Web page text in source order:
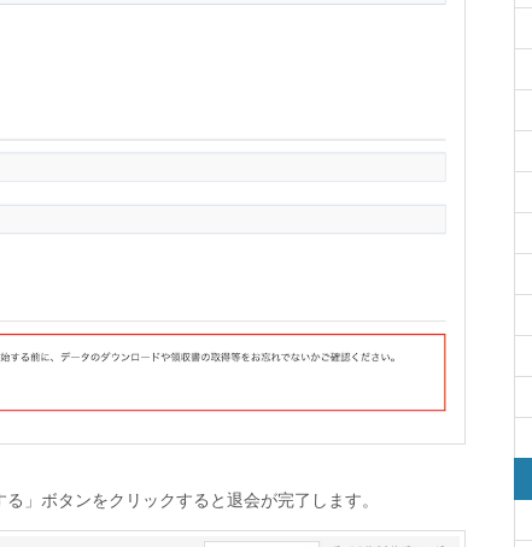
」ボタンをクリックすると退会が完了します。